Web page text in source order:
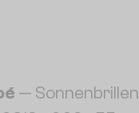
— Sonnenbrillen